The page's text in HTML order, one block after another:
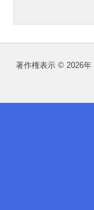
著作権表示 © 2026年